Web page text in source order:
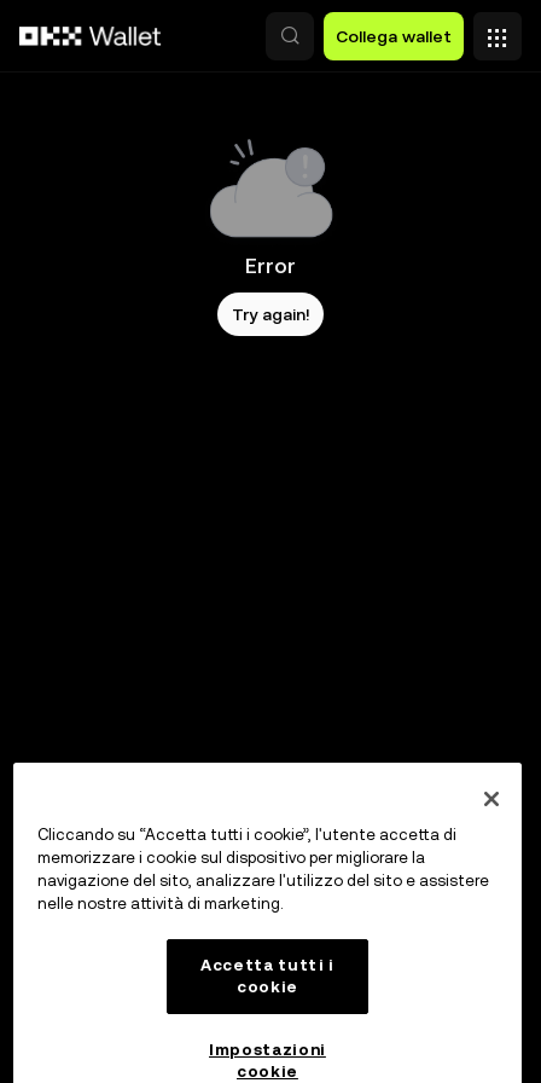
Collega wallet
Error
Try again!
Cliccando su “Accetta tutti i cookie”, l'utente accetta di
memorizzare i cookie sul dispositivo per migliorare la
navigazione del sito, analizzare l'utilizzo del sito e assistere
nelle nostre attività di marketing.
Accetta tutti i
cookie
Impostazioni
cookie